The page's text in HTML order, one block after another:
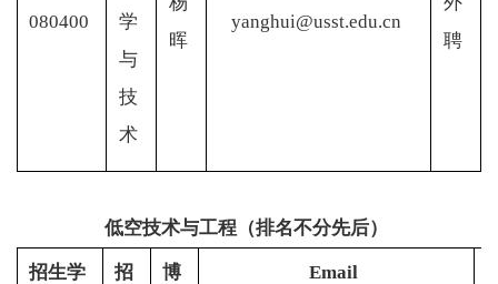
080400
学
与
技
术
晖
yanghui@usst.edu.cn
聘
低空技术与工程（排名不分先后）
招生学
招
博
Email